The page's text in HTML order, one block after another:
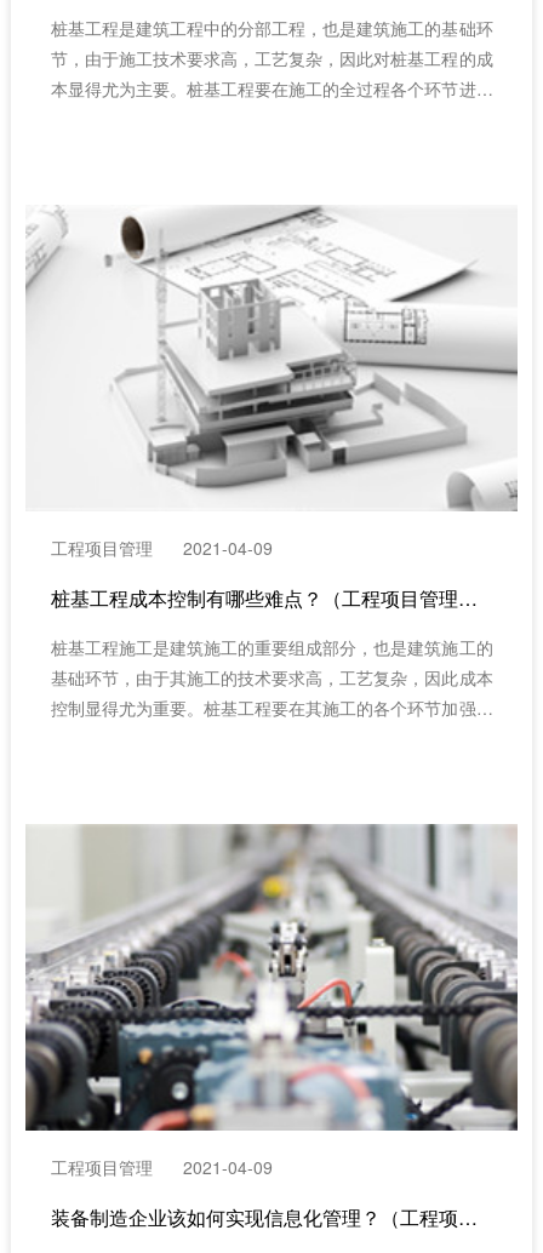
桩基工程是建筑工程中的分部工程，也是建筑施工的基础环
节，由于施工技术要求高，工艺复杂，因此对桩基工程的成
本显得尤为主要。桩基工程要在施工的全过程各个环节进行
工程项目管理 2021-04-09
桩基工程成本控制有哪些难点？（工程项目管理系统）
桩基工程施工是建筑施工的重要组成部分，也是建筑施工的
基础环节，由于其施工的技术要求高，工艺复杂，因此成本
控制显得尤为重要。桩基工程要在其施工的各个环节加强成
统）
工程项目管理 2021-04-09
装备制造企业该如何实现信息化管理？（工程项目管理系统）